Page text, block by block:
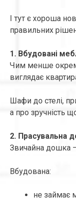
І тут є хороша
правильних
1. Вбудовані
Чим менше
виглядає
Шафи до стелі,
а про зручність
2. Прасувальна
Звичайна дошка
Вбудована:
не займає